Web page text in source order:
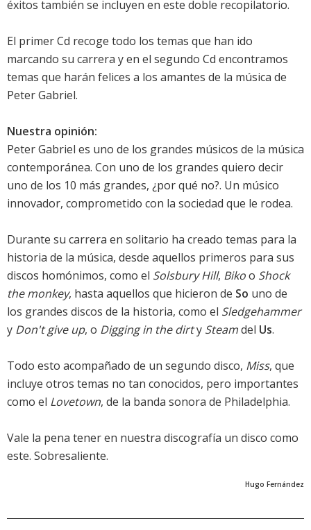
éxitos también se incluyen en este doble recopilatorio.
El primer Cd recoge todo los temas que han ido
marcando su carrera y en el segundo Cd encontramos
temas que harán felices a los amantes de la música de
Peter Gabriel.
Nuestra opinión:
Peter Gabriel es uno de los grandes músicos de la música
contemporánea. Con uno de los grandes quiero decir
uno de los 10 más grandes, ¿por qué no?. Un músico
innovador, comprometido con la sociedad que le rodea.
Durante su carrera en solitario ha creado temas para la
historia de la música, desde aquellos primeros para sus
discos homónimos, como el Solsbury Hill, Bikoo Shock
the monkey, hasta aquellos que hicieron de So uno de
los grandes discos de la historia, como el Sledgehammer
y Don't give up, o Digging in the dirty Steamdel Us.
Todo esto acompañado de un segundo disco, Miss, que
incluye otros temas no tan conocidos, pero importantes
como el Lovetown, de la banda sonora de Philadelphia.
Vale la pena tener en nuestra discografía un disco como
este. Sobresaliente.
Hugo Fernández